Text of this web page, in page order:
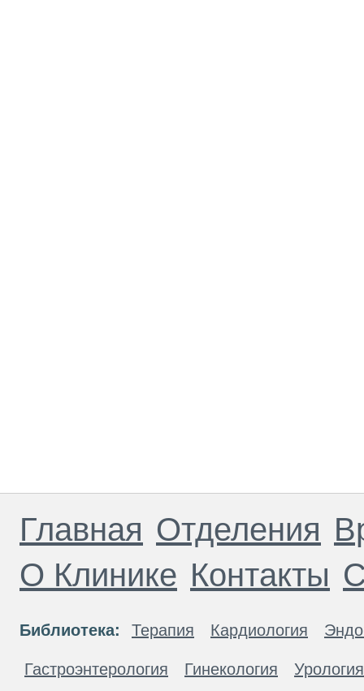
Главная Отделения
О Клинике Контакты
Библиотека: Терапия Кардиология
Гастроэнтерология Гинекология Урология